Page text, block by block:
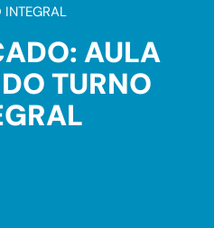
INTEGRAL
AULA
TURNO